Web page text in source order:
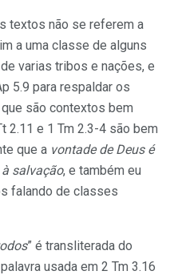
textos não se referem a
a uma classe de alguns
varias tribos e nações, e
5.9 para respaldar os
são contextos bem
2.11 e 1 Tm 2.3-4 são bem
que a vontade de Deus é
salvação, e também eu
falando de classes
” é transliterada do
usada em 2 Tm 3.16